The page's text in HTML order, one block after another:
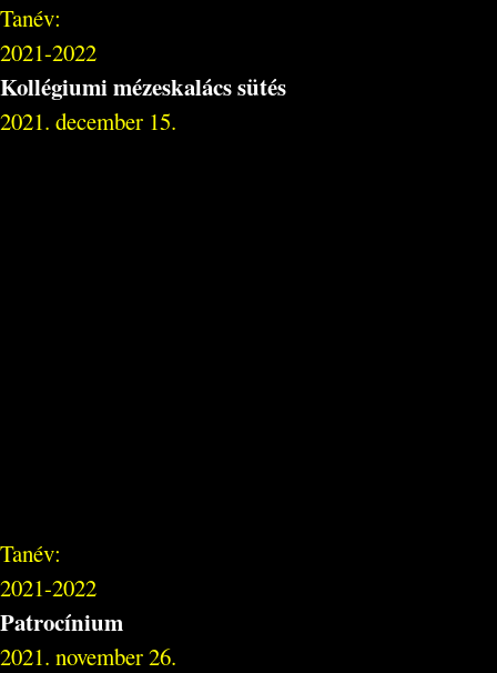
Tanév:
2021-2022
Kollégiumi mézeskalács sütés
2021. december 15.
Tanév:
2021-2022
Patrocínium
2021. november 26.